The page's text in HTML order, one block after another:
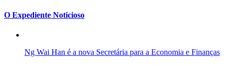
O Expediente Noticioso
Ng Wai Han é a nova Secretária para a Economia e Finanças